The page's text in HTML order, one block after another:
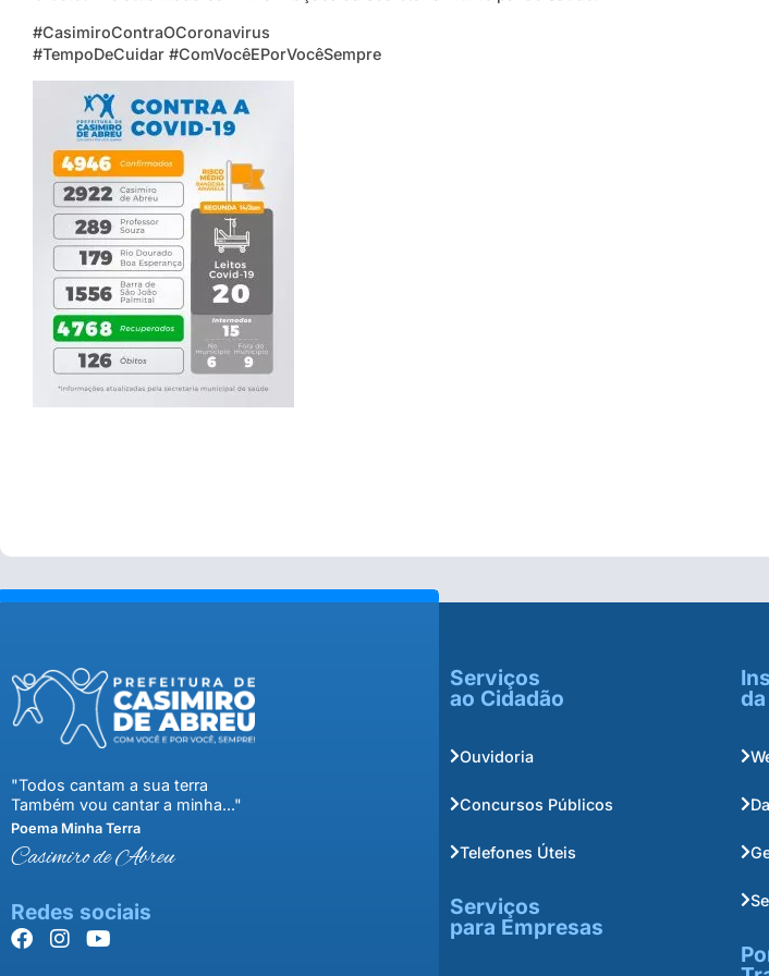
#CasimiroContraOCoronavirus
#TempoDeCuidar #ComVocêEPorVocêSempre
"Todos cantam a sua terra
Também vou cantar a minha..."
Poema Minha Terra
Casimiro de Abreu
Redes sociais
Serviços
ao Cidadão
Ouvidoria
Concursos Públicos
Telefones Úteis
Serviços
para Empresas